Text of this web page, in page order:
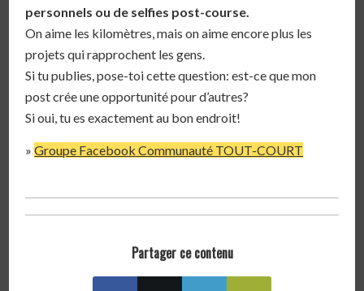
personnels ou de selfies post-course.
On aime les kilomètres, mais on aime encore plus les
projets qui rapprochent les gens.
Si tu publies, pose-toi cette question: est-ce que mon
post crée une opportunité pour d’autres?
Si oui, tu es exactement au bon endroit!
»Groupe Facebook Communauté TOUT-COURT
Partager ce contenu